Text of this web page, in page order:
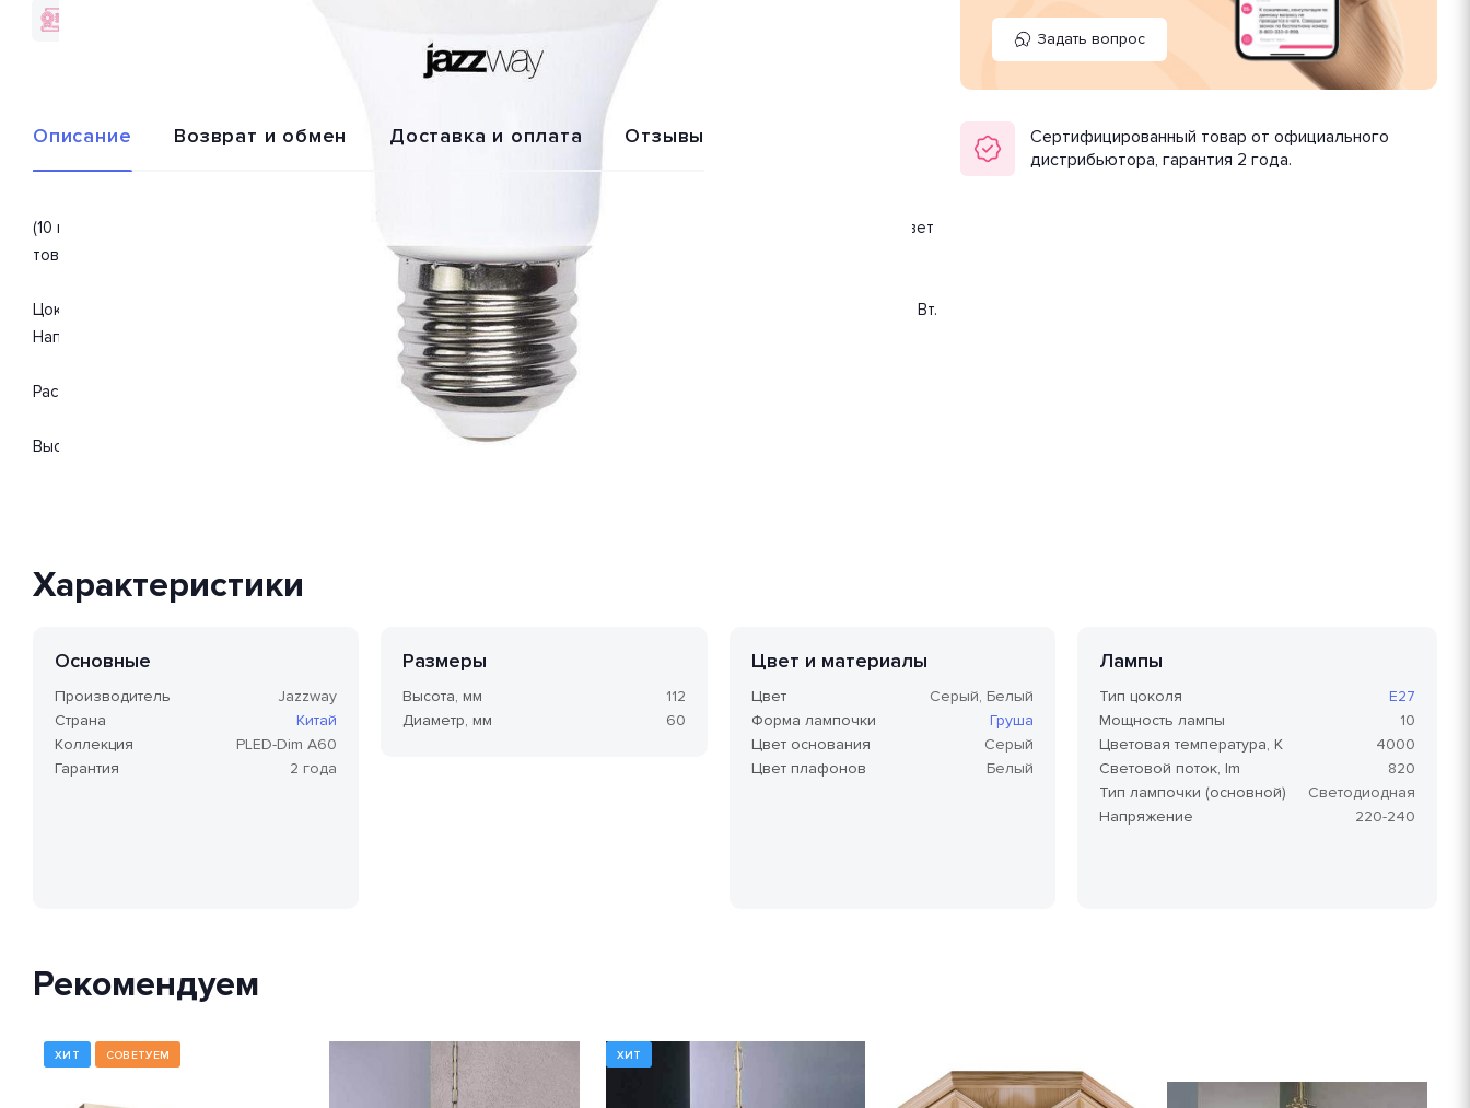
Описание Возврат и обмен Доставка и оплата Отзывы
(10 шт.) Лампа светодиодная диммируемая 2859228 из серии «PLED-Dim A60» от производителя Jazzway (Китай). Цвет
товара серый, белый.
Цоколь E27. Вид ламп: светодиодная. Изделие выполнено в форме «груша». Мощность одной лампы составляет 10 Вт.
Напряжение 220-240 Вольт. Поток света 820 Люмен.
Расширенная гарантия на товар 2 года.
Высота 112 мм. Диаметр 60 мм.
Задать вопрос
Сертифицированный товар от официального
дистрибьютора, гарантия 2 года.
Характеристики
Основные
Производитель
Jazzway
Страна
Китай
Коллекция
PLED-Dim A60
Гарантия
2 года
Размеры
Высота, мм
112
Диаметр, мм
60
Цвет и материалы
Цвет
Серый, Белый
Форма лампочки
Груша
Цвет основания
Серый
Цвет плафонов
Белый
Лампы
Тип цоколя
E27
Мощность лампы
10
Цветовая температура, K
4000
Световой поток, lm
820
Тип лампочки (основной)
Светодиодная
Напряжение
220-240
Рекомендуем
ХИТ СОВЕТУЕМ ХИТ